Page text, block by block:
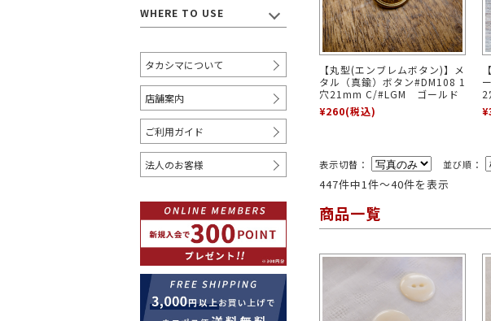
・リボン/テープ
～9mm 10mm～ 12mm～ 15mm～
20mm～ 30mm～ 40mm～ 50mm～
COLOR
ベージュ ブラック グレー
レッド オレンジ
WHERE TO USE
シャツ コート ジャケットスーツ
【丸型(エンブレムボタン)】メ
タル（真鍮）ボタン#DM108 1
穴21mm C/#LGM ゴールド
¥260(税込)
表示切替： 並び順：
447件中1件～40件を表示
商品一覧
WHERE TO USE
タカシマについて
店舗案内
ご利用ガイド
法人のお客様